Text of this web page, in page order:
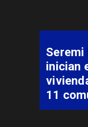
Seremi
inician
11